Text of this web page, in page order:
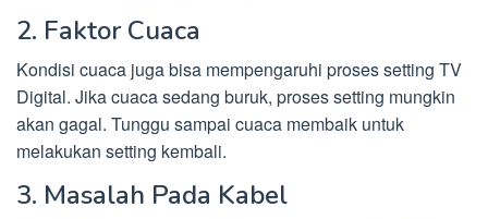
2. Faktor Cuaca
Kondisi cuaca juga bisa mempengaruhi proses setting TV
Digital. Jika cuaca sedang buruk, proses setting mungkin
akan gagal. Tunggu sampai cuaca membaik untuk
melakukan setting kembali.
3. Masalah Pada Kabel